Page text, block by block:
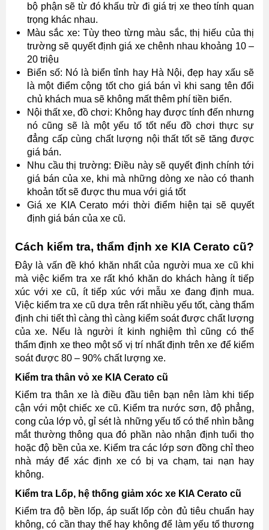
bộ phận sẽ từ đó khấu trừ đi giá trị xe theo tính quan
trọng khác nhau.
Màu sắc xe: Tùy theo từng màu sắc, thị hiếu của thị
trường sẽ quyết định giá xe chênh nhau khoảng 10 –
20 triệu
Biển số: Nó là biển tỉnh hay Hà Nội, đẹp hay xấu sẽ
là một điểm cộng tốt cho giá bán vì khi sang tên đổi
chủ khách mua sẽ không mất thêm phí tiền biển.
Nội thất xe, đồ chơi: Không hay được tính đến nhưng
nó cũng sẽ là một yếu tố tốt nếu đồ chơi thực sự
đẳng cấp cùng chất lượng nội thất tốt sẽ tăng được
giá bán.
Nhu cầu thị trường: Điều này sẽ quyết định chính tới
giá bán của xe, khi mà những dòng xe nào có thanh
khoản tốt sẽ được thu mua với giá tốt
Giá xe KIA Cerato mới thời điểm hiện tại sẽ quyết
định giá bán của xe cũ.
Cách kiểm tra, thẩm định xe KIA Cerato cũ?
Đây là vấn đề khó khăn nhất của người mua xe cũ khi
mà việc kiểm tra xe rất khó khăn do khách hàng ít tiếp
xúc với xe cũ, ít tiếp xúc với mẫu xe đang định mua.
Việc kiểm tra xe cũ dựa trên rất nhiều yếu tốt, càng thẩm
định chi tiết thì càng thì càng kiểm soát được chất lượng
của xe. Nếu là người ít kinh nghiệm thì cũng có thể
thẩm định xe theo một số vị trí nhất định trên xe để kiểm
soát được 80 – 90% chất lượng xe.
Kiểm tra thân vỏ xe KIA Cerato cũ
Kiểm tra thân xe là điều đầu tiên bạn nên làm khi tiếp
cận với một chiếc xe cũ. Kiểm tra nước sơn, độ phẳng,
cong của lớp vỏ, gỉ sét là những yếu tố có thể nhìn bằng
mắt thường thông qua đó phần nào nhận định tuổi thọ
hoặc độ bền của xe. Kiểm tra các lớp sơn đồng chỉ theo
nhà máy để xác định xe có bị va chạm, tai nạn hay
không.
Kiểm tra Lốp, hệ thống giảm xóc xe KIA Cerato cũ
Kiểm tra độ bền lốp, áp suất lốp còn đủ tiêu chuẩn hay
không, có cần thay thế hay không để làm yếu tố thương